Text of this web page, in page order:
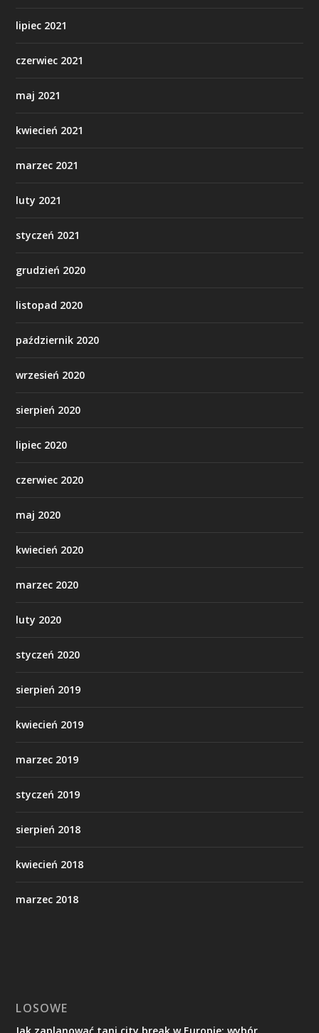
lipiec 2021
czerwiec 2021
maj 2021
kwiecień 2021
marzec 2021
luty 2021
styczeń 2021
grudzień 2020
listopad 2020
październik 2020
wrzesień 2020
sierpień 2020
lipiec 2020
czerwiec 2020
maj 2020
kwiecień 2020
marzec 2020
luty 2020
styczeń 2020
sierpień 2019
kwiecień 2019
marzec 2019
styczeń 2019
sierpień 2018
kwiecień 2018
marzec 2018
LOSOWE
Jak zaplanować tani city break w Europie: wybór,